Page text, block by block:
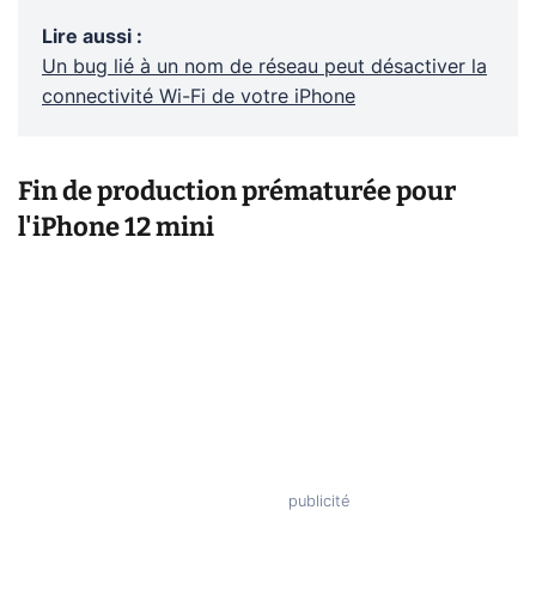
Lire aussi :
Un bug lié à un nom de réseau peut désactiver la
connectivité Wi-Fi de votre iPhone
Fin de production prématurée pour
l'iPhone 12 mini